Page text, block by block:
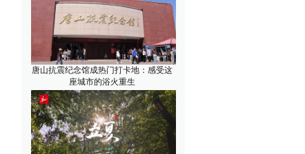
唐山抗震纪念馆成热门打卡地：感受这
座城市的浴火重生